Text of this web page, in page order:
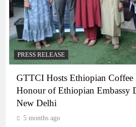
PRESS RELEASE
GTTCI Hosts Ethiopian
Honour of Ethiopian Embassy
New Delhi
5 months ago